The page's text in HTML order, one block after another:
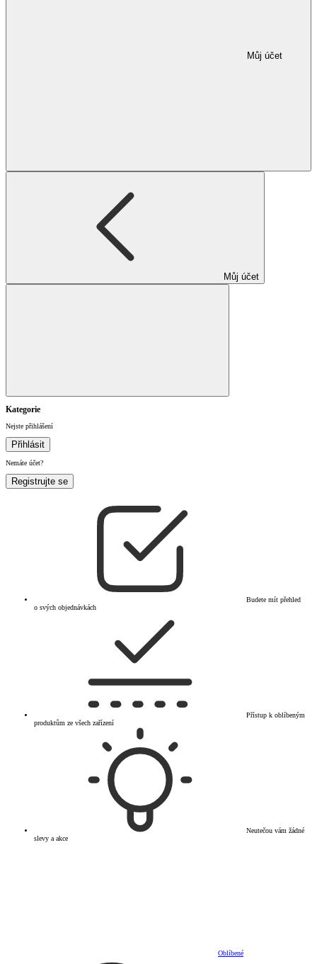
Můj účet
Můj účet
Kategorie
Nejste přihlášení
Přihlásit
Nemáte účet?
Registrujte se
Budete mít přehled
o svých objednávkách
Přístup k oblíbeným
produktům ze všech zařízení
Neutečou vám žádné
slevy a akce
Oblíbené